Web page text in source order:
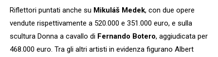
Riflettori puntati anche su Mikuláš Medek, con due opere
vendute rispettivamente a 520.000 e 351.000 euro, e sulla
scultura Donna a cavallo di Fernando Botero, aggiudicata per
468.000 euro. Tra gli altri artisti in evidenza figurano Albert